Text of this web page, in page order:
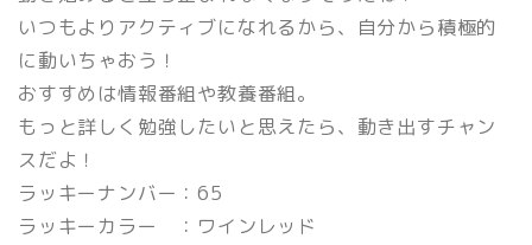
いつもよりアクティブになれるから、自分から積極的
に動いちゃおう！
おすすめは情報番組や教養番組。
もっと詳しく勉強したいと思えたら、動き出すチャン
スだよ！
ラッキーナンバー：65
ラッキーカラー ：ワインレッド